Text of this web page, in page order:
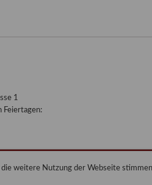
weitere Nutzung der Webseite
1
Feiertagen: